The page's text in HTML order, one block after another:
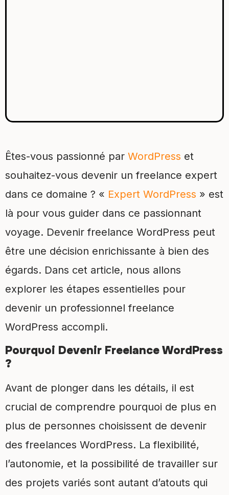
Êtes-vous passionné par WordPress et
souhaitez-vous devenir un freelance expert
dans ce domaine ? « Expert WordPress » est
là pour vous guider dans ce passionnant
voyage. Devenir freelance WordPress peut
être une décision enrichissante à bien des
égards. Dans cet article, nous allons
explorer les étapes essentielles pour
devenir un professionnel freelance
WordPress accompli.
Pourquoi Devenir Freelance WordPress
?
Avant de plonger dans les détails, il est
crucial de comprendre pourquoi de plus en
plus de personnes choisissent de devenir
des freelances WordPress. La flexibilité,
l’autonomie, et la possibilité de travailler sur
des projets variés sont autant d’atouts qui